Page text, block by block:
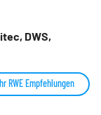
DWS,
RWE Empfehlungen